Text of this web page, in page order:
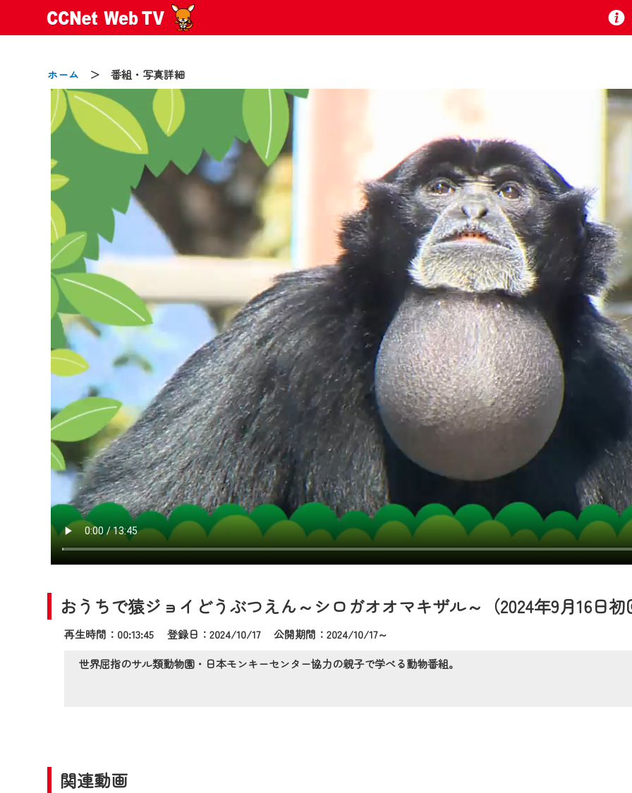
ホーム ＞ 番組・写真詳細
おうちで猿ジョイどうぶつえん～シロガオオマキザル～（2024年9月16日
再生時間：00:13:45 登録日：2024/10/17公開期間：2024/10/17～
世界屈指のサル類動物園・日本モンキーセンター協力の親子で学べる動物番組。
関連動画
お知らせ
2024/09/02
動画配信サービス『CCNet Web TV』は2024年9月24日からリニューアルします！
【変更点】
◆デザイン変更により、お住まいの地域の動画コンテンツが一目瞭然。
◆当社アプリやＰＣブラウザから、いつでも・どこでも・外出先でも！
CCNetサービスエリア20市町の地域情報番組をご視聴いただけます！
【ご注意】
2024年9月24日からはご加入者様へのサービス向上のため、
『CCNet Web TV』を利用いただくには、一部コンテンツを除き、
CCNetサービスへの加入と『CCNetマイページ※』へのログインが必要となります。
何卒、ご理解ご了承の程よろしくお願いいたします。
※マイページへのログインには、MyIDが必要となります。
※MyIDとは、CCNet Web TVを含むCCNetの各種サービスをご利用頂くためのIDです。
IDはお客様が使っているメールアドレスで設定できます。
（GmailやYahooなどのフリーメールアドレスでも作成可能です）
※マイページへのログイン・MyIDの新規登録は
※CCNetアプリをご利用中の方は引き続きご視聴いただけます。
＜メンテナンス情報＞
CCNetWebTVのリニューアルにともないメンテナンス作業を予定しています。
日時 9/24 9:30～16:30
作業の間は、CCNetWebTVの画面が「メンテナンス中」になり、ご利用いただけません。
ご不便をおかけいたしますが、ご了承の程よろしくお願いいたします。